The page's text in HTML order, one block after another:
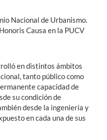
Nacional de Urbanismo.
Causa en la PUCV
en distintos ámbitos
tanto público como
capacidad de
su condición de
desde la ingeniería y
en cada una de sus